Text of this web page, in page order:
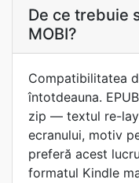
De ce trebuie
MOBI?
Compatibilitatea
întotdeauna.
zip — textul re-
ecranului, motiv
preferă acest
formatul Kindle